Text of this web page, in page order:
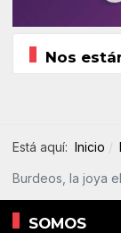
Nos
Está aquí: Inicio
Burdeos, la joya
SOMOS